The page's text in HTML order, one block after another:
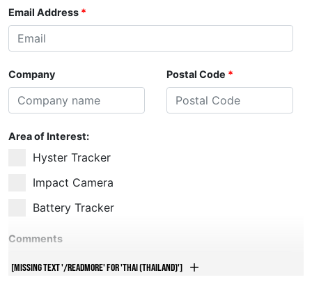
[MISSING TEXT '/READMORE' FOR 'THAI (THAILAND)']